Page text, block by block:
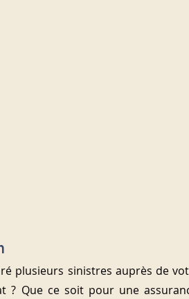
plusieurs sinistres auprès de
? Que ce soit pour une